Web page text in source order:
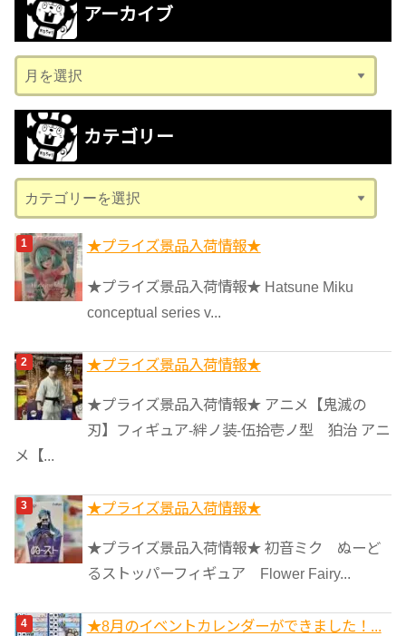
アーカイブ
ー
カ
ブ
カテゴリー
テ
ゴ
リ
ー
★プライズ景品入荷情報★
★プライズ景品入荷情報★ Hatsune Miku
conceptual series v...
★プライズ景品入荷情報★
★プライズ景品入荷情報★ アニメ【鬼滅の
刃】フィギュア-絆ノ装-伍拾壱ノ型 狛治 アニ
メ【...
★プライズ景品入荷情報★
★プライズ景品入荷情報★ 初音ミク ぬーど
るストッパーフィギュア Flower Fairy...
★8月のイベントカレンダーができました！...